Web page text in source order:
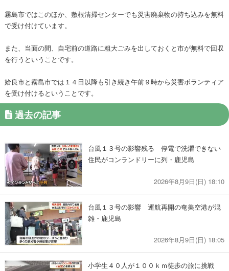
霧島市ではこのほか、敷根清掃センターでも災害廃棄物の持ち込みを無料
で受け付けています。
また、当面の間、自宅前の道路に粗大ごみを出しておくと市が無料で回収
を行うということです。
姶良市と霧島市では１４日以降も引き続き午前９時から災害ボランティア
を受け付けるということです。
過去の記事
台風１３号の影響残る 停電で洗濯できない
住民がコンランドリーに列・鹿児島
2026年8月9日(日) 18:10
台風１３号の影響 運航再開の奄美空港が混
雑・鹿児島
2026年8月9日(日) 18:05
小学生４０人が１００ｋｍ徒歩の旅に挑戦